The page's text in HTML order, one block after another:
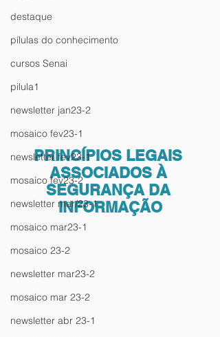
destaque
pílulas do conhecimento
cursos Senai
pilula1
newsletter jan23-2
mosaico fev23-1
newsletter fev23-1
mosaico fev23-2
newsletter mar/23-1
mosaico mar23-1
mosaico 23-2
newsletter mar23-2
mosaico mar 23-2
newsletter abr 23-1
PRINCÍPIOS LEGAIS
ASSOCIADOS À
SEGURANÇA DA
INFORMAÇÃO